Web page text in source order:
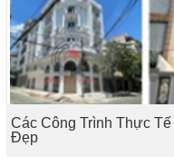
Các Công Trình Thực
Đẹp